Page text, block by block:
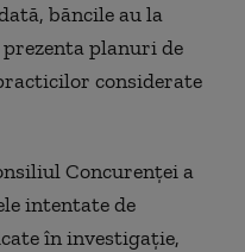
băncile au la
planuri de
considerate
Concurenței a
intentate de
în investigaţie,